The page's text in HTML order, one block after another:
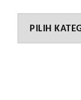
Kategori